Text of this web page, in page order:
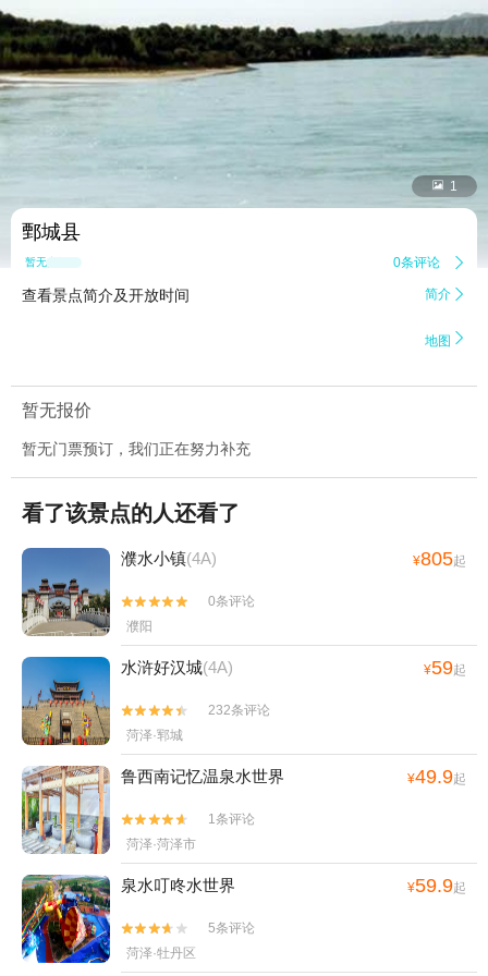
 1
鄄城县
暂无点评 0条评论 
查看景点简介及开放时间 简介 
地图 
暂无报价
暂无门票预订，我们正在努力补充
看了该景点的人还看了
濮水小镇(4A) ¥805起


0条评论
濮阳
水浒好汉城(4A) ¥59起


232条评论
菏泽·郓城
鲁西南记忆温泉水世界 ¥49.9起


1条评论
菏泽·菏泽市
泉水叮咚水世界 ¥59.9起


5条评论
菏泽·牡丹区
